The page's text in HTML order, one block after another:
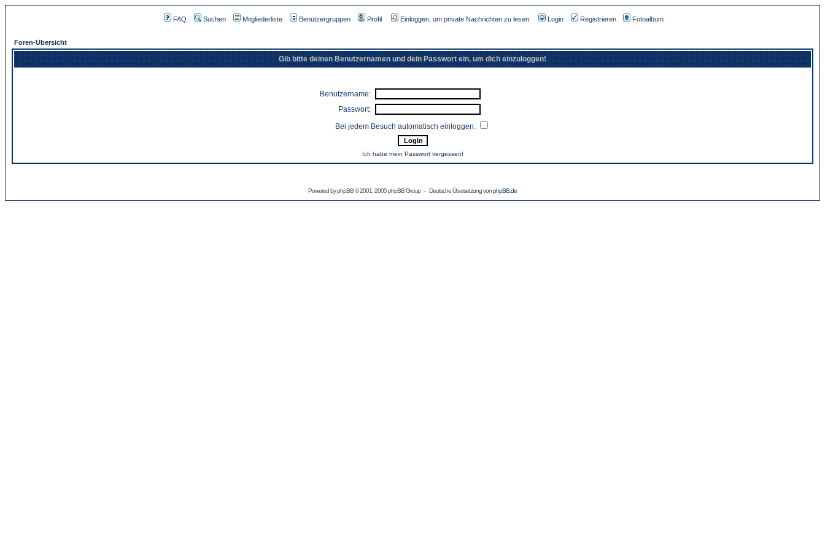
FAQ Suchen Mitgliederliste Benutzergruppen Profil Einloggen, um private Nachrichten zu lesen Login Registrieren Fotoalbum
Foren-Übersicht
Gib bitte deinen Benutzernamen und dein Passwort ein, um dich einzuloggen!
Benutzername:
Passwort:
Bei jedem Besuch automatisch einloggen:
Ich habe mein Passwort vergessen!
Powered byphpBB© 2001, 2005 phpBB Group - Deutsche Übersetzung vonphpBB.de